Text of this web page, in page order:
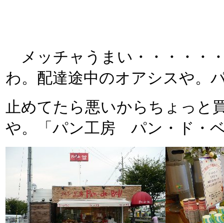
メッチャうまい・・・・・
わ。配達途中のオアシスや。
止めてたら悪いからちょっと
や。「パン工房 パン・ド・